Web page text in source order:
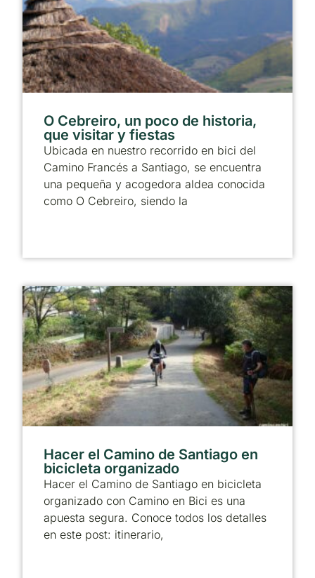
O Cebreiro, un poco de historia,
que visitar y fiestas
Ubicada en nuestro recorrido en bici del
Camino Francés a Santiago, se encuentra
una pequeña y acogedora aldea conocida
como O Cebreiro, siendo la
Hacer el Camino de Santiago en
bicicleta organizado
Hacer el Camino de Santiago en bicicleta
organizado con Camino en Bici es una
apuesta segura. Conoce todos los detalles
en este post: itinerario,